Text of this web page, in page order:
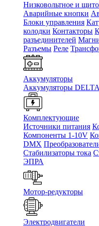
Низковольтное и
Аварийные кнопки
Блоки управления
колодки Контакторы
разъединителей
Разъемы Реле
Аккумуляторы
Аккумуляторы DELTA
Комплектующие
Источники питания
Компоненты 1-10V
DMX
Стабилизаторы тока
ЭПРА
Мотор-редукторы
Электродвигатели